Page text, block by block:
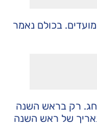
בכולם נאמר
רק בראש השנה
של ראש השנה